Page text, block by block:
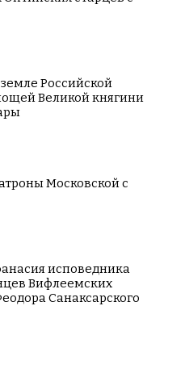
Российской
Великой княгини
Московской с
исповедника
Вифлеемских
Санаксарского